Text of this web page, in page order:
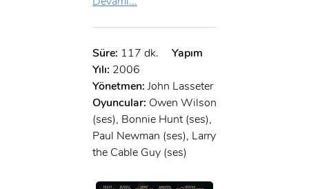
Süre: 117 dk.
Yapım
Yılı: 2006
Yönetmen: John Lasseter
Oyuncular: Owen Wilson
(ses), Bonnie Hunt (ses),
Paul Newman (ses), Larry
the Cable Guy (ses)